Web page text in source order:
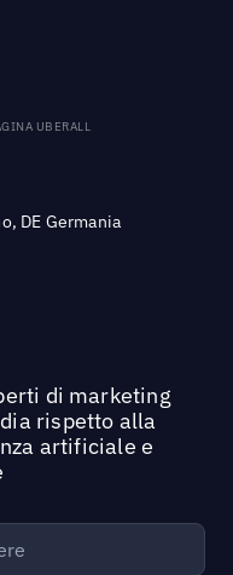
UBERALL
DE Germania
di marketing
rispetto alla
artificiale e